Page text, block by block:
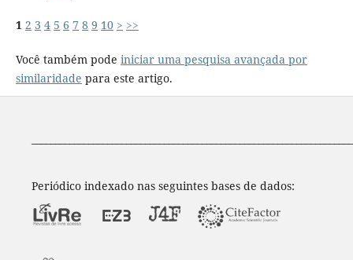
1 2 3 4 5 6 7 8 9 10 > >>
Você também pode iniciar uma pesquisa avançada por
similaridade para este artigo.
Periódico indexado nas seguintes bases de dados: